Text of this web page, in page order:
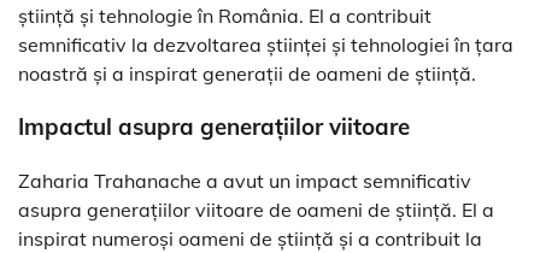
știință și tehnologie în România. El a contribuit
semnificativ la dezvoltarea științei și tehnologiei în țara
noastră și a inspirat generații de oameni de știință.
Impactul asupra generațiilor viitoare
Zaharia Trahanache a avut un impact semnificativ
asupra generațiilor viitoare de oameni de știință. El a
inspirat numeroși oameni de știință și a contribuit la